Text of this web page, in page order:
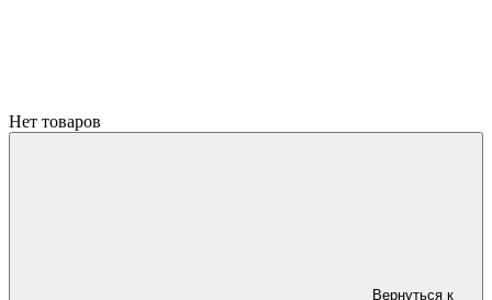
Нет товаров
Вернуться к